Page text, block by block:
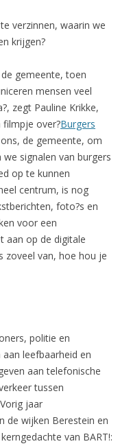
verzinnen, waarin we
krijgen?
gemeente, toen
mensen veel
zegt Pauline Krikke,
filmpje over?Burgers
de gemeente, om
signalen van burgers
op te kunnen
centrum, is nog
foto?s en
voor een
aan op de digitale
zoveel van, hoe hou je
politie en
leefbaarheid en
aan telefonische
tussen
jaar
de wijken Berestein en
van BART!: